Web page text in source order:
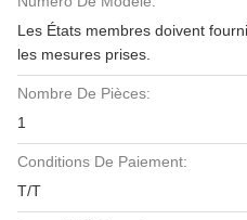
Les États membres doivent
les mesures prises.
Nombre De Pièces:
1
Conditions De Paiement:
T/T